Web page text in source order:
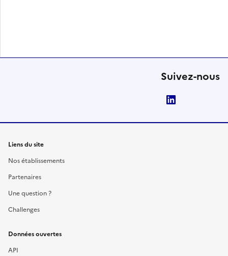
Suivez-nous
Liens du site
Nos établissements
Partenaires
Une question ?
Challenges
Données ouvertes
API